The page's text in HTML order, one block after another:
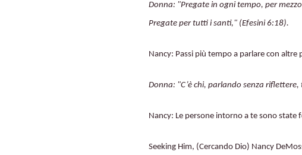
Donna: "Pregate in ogni tempo, per
Pregate per tutti i santi," (Efesini 6:18).
Nancy: Passi più tempo a parlare con
Donna: "C’è chi, parlando senza
Nancy: Le persone intorno a te sono state
Seeking Him, (Cercando Dio) Nancy